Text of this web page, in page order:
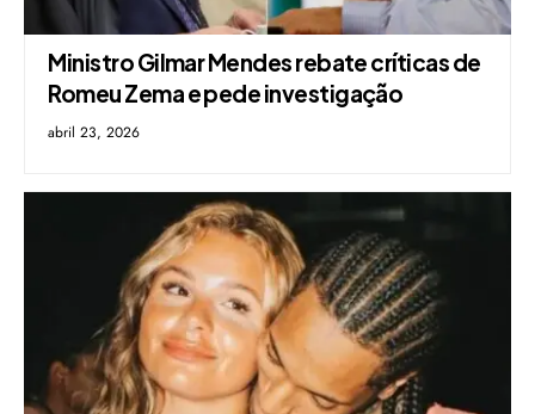
Ministro Gilmar Mendes rebate críticas de
Romeu Zema e pede investigação
abril 23, 2026